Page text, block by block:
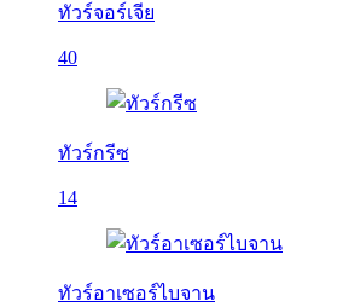
ทัวร์จอร์เจีย
40
ทัวร์กรีซ
14
ทัวร์อาเซอร์ไบจาน